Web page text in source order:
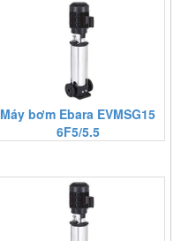
Máy bơm Ebara EVMSG15
6F5/5.5